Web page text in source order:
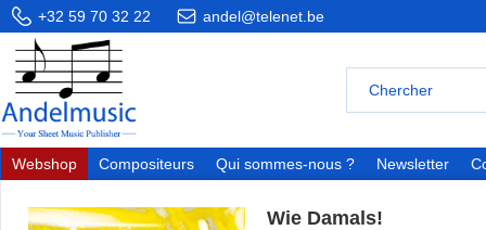
+32 59 70 32 22 andel@telenet.be
Webshop Compositeurs Qui sommes-nous ? Newsletter
Wie Damals!